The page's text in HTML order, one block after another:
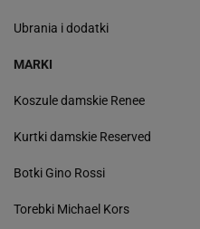
Ubrania i dodatki
MARKI
Koszule damskie Renee
Kurtki damskie Reserved
Botki Gino Rossi
Torebki Michael Kors